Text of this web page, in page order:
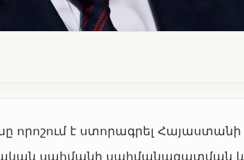
որոշում է ստորագրել
սահմանի սահմանազատման և